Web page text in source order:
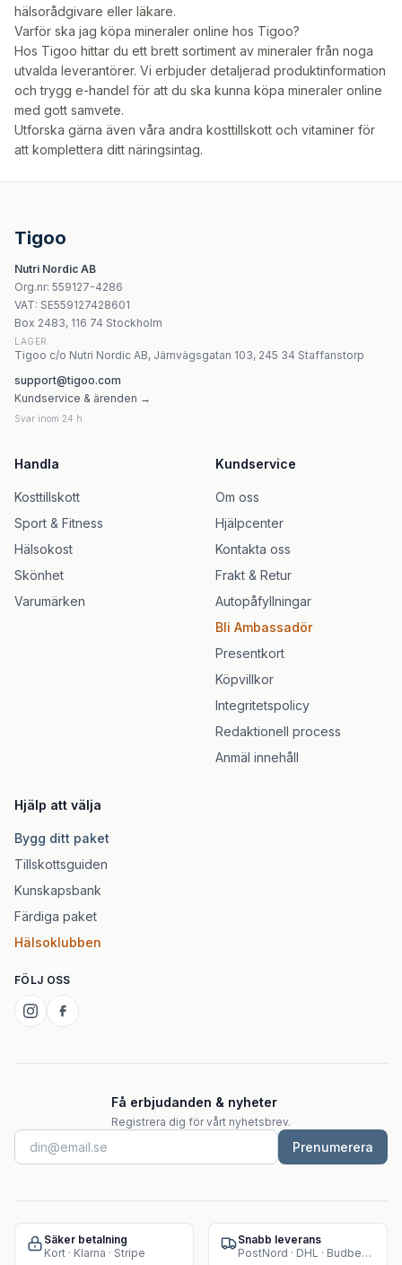
hälsorådgivare eller läkare.
Varför ska jag köpa mineraler online hos Tigoo?
Hos Tigoo hittar du ett brett sortiment av mineraler från noga
utvalda leverantörer. Vi erbjuder detaljerad produktinformation
och trygg e-handel för att du ska kunna köpa mineraler online
med gott samvete.
Utforska gärna även våra andra kosttillskott och vitaminer för
att komplettera ditt näringsintag.
Tigoo
Nutri Nordic AB
Org.nr: 559127-4286
VAT: SE559127428601
Box 2483, 116 74 Stockholm
LAGER
Tigoo c/o Nutri Nordic AB, Järnvägsgatan 103, 245 34 Staffanstorp
support@tigoo.com
Kundservice & ärenden →
Svar inom 24 h
Handla
Kosttillskott
Sport & Fitness
Hälsokost
Skönhet
Varumärken
Kundservice
Om oss
Hjälpcenter
Kontakta oss
Frakt & Retur
Autopåfyllningar
Bli Ambassadör
Presentkort
Köpvillkor
Integritetspolicy
Redaktionell process
Anmäl innehåll
Hjälp att välja
Bygg ditt paket
Tillskottsguiden
Kunskapsbank
Färdiga paket
Hälsoklubben
FÖLJ OSS
Få erbjudanden & nyheter
Registrera dig för vårt nyhetsbrev.
Prenumerera
Säker betalning
Kort · Klarna · Stripe
Snabb leverans
PostNord · DHL · Budbee · Instabox